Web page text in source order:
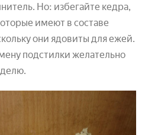
Но: избегайте кедра,
имеют в составе
они ядовиты для ежей.
подстилки желательно